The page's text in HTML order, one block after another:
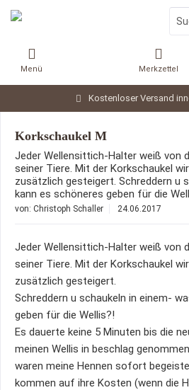
Kostenloser Versand
Merkzettel
Menü
Korkschaukel M
Jeder Wellensittich-Halter weiß von
seiner Tiere. Mit der Korkschaukel
zusätzlich gesteigert. Schreddern u
kann es schöneres geben für die
von: Christoph Schaller 24.06.2017
Jeder Wellensittich-Halter weiß von
seiner Tiere. Mit der Korkschaukel
zusätzlich gesteigert.
Schreddern u schaukeln in einem-
geben für die Wellis?!
Es dauerte keine 5 Minuten bis die
meinen Wellis in beschlag
waren meine Hennen sofort
kommen auf ihre Kosten (wenn die